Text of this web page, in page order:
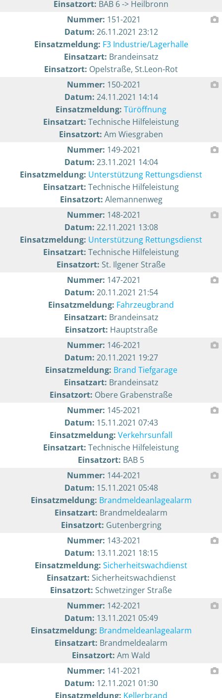
Einsatzort: BAB 6 -> Heilbronn
Nummer: 151-2021
Datum: 26.11.2021 23:12
Einsatzmeldung: F3 Industrie/Lagerhalle
Einsatzart: Brandeinsatz
Einsatzort: Opelstraße, St.Leon-Rot
Nummer: 150-2021
Datum: 24.11.2021 14:14
Einsatzmeldung: Türöffnung
Einsatzart: Technische Hilfeleistung
Einsatzort: Am Wiesgraben
Nummer: 149-2021
Datum: 23.11.2021 14:04
Einsatzmeldung: Unterstützung Rettungsdienst
Einsatzart: Technische Hilfeleistung
Einsatzort: Alemannenweg
Nummer: 148-2021
Datum: 22.11.2021 13:08
Einsatzmeldung: Unterstützung Rettungsdienst
Einsatzart: Technische Hilfeleistung
Einsatzort: St. Ilgener Straße
Nummer: 147-2021
Datum: 20.11.2021 21:54
Einsatzmeldung: Fahrzeugbrand
Einsatzart: Brandeinsatz
Einsatzort: Hauptstraße
Nummer: 146-2021
Datum: 20.11.2021 19:27
Einsatzmeldung: Brand Tiefgarage
Einsatzart: Brandeinsatz
Einsatzort: Obere Grabenstraße
Nummer: 145-2021
Datum: 15.11.2021 07:43
Einsatzmeldung: Verkehrsunfall
Einsatzart: Technische Hilfeleistung
Einsatzort: BAB 5
Nummer: 144-2021
Datum: 15.11.2021 05:48
Einsatzmeldung: Brandmeldeanlagealarm
Einsatzart: Brandmeldealarm
Einsatzort: Gutenbergring
Nummer: 143-2021
Datum: 13.11.2021 18:15
Einsatzmeldung: Sicherheitswachdienst
Einsatzart: Sicherheitswachdienst
Einsatzort: Schwetzinger Straße
Nummer: 142-2021
Datum: 13.11.2021 05:49
Einsatzmeldung: Brandmeldeanlagealarm
Einsatzart: Brandmeldealarm
Einsatzort: Am Wald
Nummer: 141-2021
Datum: 12.11.2021 01:30
Einsatzmeldung: Kellerbrand